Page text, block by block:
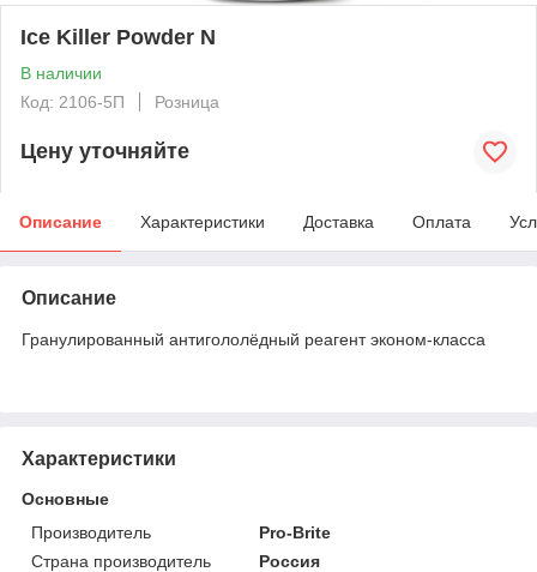
Ice Killer Powder N
В наличии
Код: 2106-5П
Розница
Цену уточняйте
Описание Характеристики Доставка Оплата
Описание
Гранулированный антигололёдный реагент эконом-класса
Характеристики
Основные
Производитель
Pro-Brite
Страна производитель
Россия